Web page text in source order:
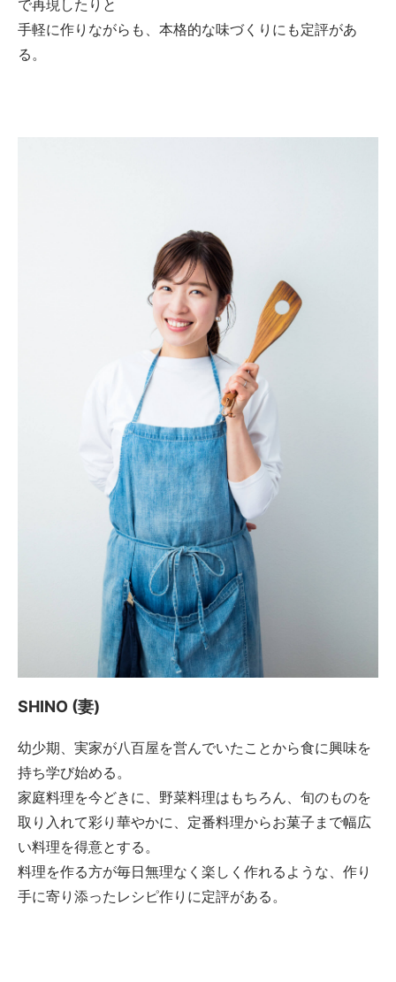
で再現したりと
手軽に作りながらも、本格的な味づくりにも定評があ
る。
SHINO (妻)
幼少期、実家が八百屋を営んでいたことから食に興味を
持ち学び始める。
家庭料理を今どきに、野菜料理はもちろん、旬のものを
取り入れて彩り華やかに、定番料理からお菓子まで幅広
い料理を得意とする。
料理を作る方が毎日無理なく楽しく作れるような、作り
手に寄り添ったレシピ作りに定評がある。